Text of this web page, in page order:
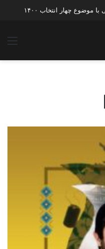
چهار انتخاب ۱۴۰۰